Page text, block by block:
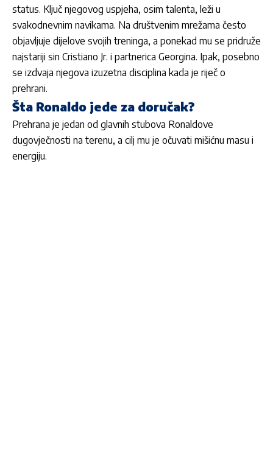
status. Ključ njegovog uspjeha, osim talenta, leži u
svakodnevnim navikama. Na društvenim mrežama često
objavljuje dijelove svojih treninga, a ponekad mu se pridruže
najstariji sin Cristiano Jr. i partnerica Georgina. Ipak, posebno
se izdvaja njegova izuzetna disciplina kada je riječ o
prehrani.
Šta Ronaldo jede za doručak?
Prehrana je jedan od glavnih stubova Ronaldove
dugovječnosti na terenu, a cilj mu je očuvati mišićnu masu i
energiju.